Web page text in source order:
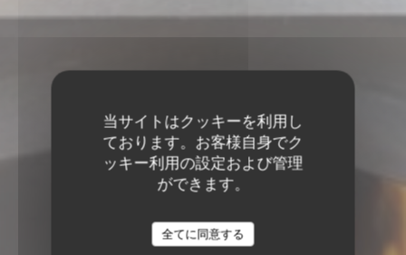
当サイトはクッキーを利用し
ております。お客様自身でク
ッキー利用の設定および管理
ができます。
全てに同意する